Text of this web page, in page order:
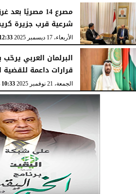
مصرع 14 مصريًا
شرعية قرب جزيرة
الأربعاء، 17 ديسمبر 2025 12:33 صـ
البرلمان العربي يرحّب
قرارات داعمة
الجمعة، 21 نوفمبر 2025 10:33 مـ